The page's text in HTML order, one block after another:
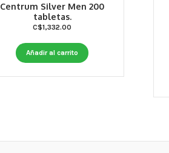
Centrum Silver Men 200
tabletas.
C$1,332.00
Añadir al carrito